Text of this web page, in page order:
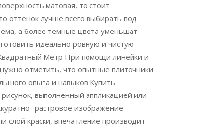
матовая, то стоит
оттенок лучше всего выбирать под
а более темные цвета уменьшат
идеально ровную и чистую
Метр При помощи линейки и
отметить, что опытные плиточники
опыта и навыков Купить
выполненный аппликацией или
-растровое изображение
краски, впечатление произво­дит